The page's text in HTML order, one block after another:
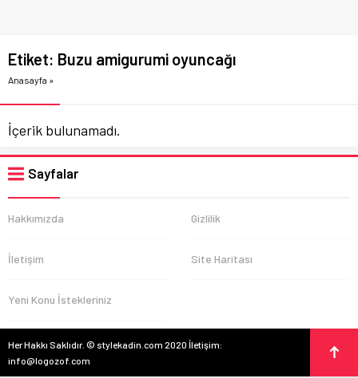
Etiket: Buzu amigurumi oyuncağı
Anasayfa »
İçerik bulunamadı.
Sayfalar
Hakkımızda Gizlilik
İletişim Site Haritası
Yeni Konu İstekleriniz
Her Hakkı Saklıdır. © stylekadin.com 2020 İletişim:
info@logozof.com